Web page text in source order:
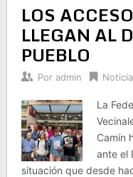
LOS
LLEGAN AL
PUEBLO
Por admin
La
Camín
ante el
situación que desde